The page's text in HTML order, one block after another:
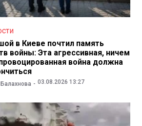
в Киеве почтил память
войны: Эта агрессивная, ничем
война должна
Балахнова 03.08.2026 13:27